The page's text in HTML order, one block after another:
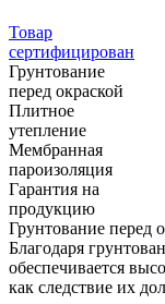
Товар
сертифицирован
Грунтование
перед окраской
Плитное
утепление
Мембранная
пароизоляция
Гарантия на
продукцию
Грунтование перед
Благодаря
обеспечивается
как следствие их